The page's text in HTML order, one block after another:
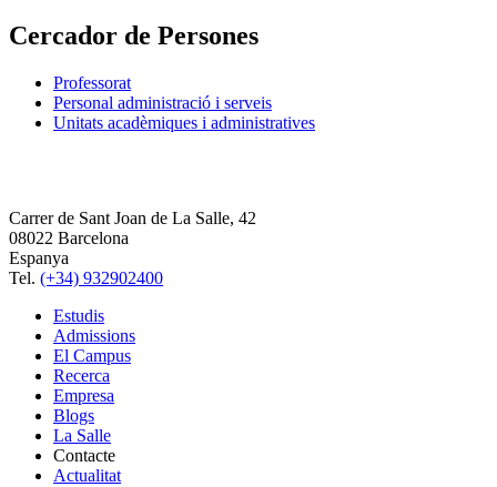
Cercador de Persones
Professorat
Personal administració i serveis
Unitats acadèmiques i administratives
Carrer de Sant Joan de La Salle, 42
08022 Barcelona
Espanya
Tel. (+34) 932902400
Estudis
Admissions
El Campus
Recerca
Empresa
Blogs
La Salle
Contacte
Actualitat